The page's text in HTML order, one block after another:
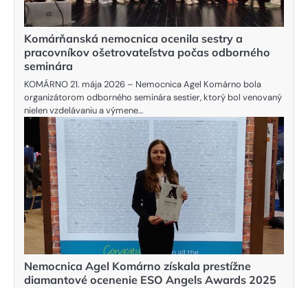
Komárňanská nemocnica ocenila sestry a
pracovníkov ošetrovateľstva počas odborného
seminára
KOMÁRNO 21. mája 2026 – Nemocnica Agel Komárno bola
organizátorom odborného seminára sestier, ktorý bol venovaný
nielen vzdelávaniu a výmene…
Nemocnica Agel Komárno získala prestížne
diamantové ocenenie ESO Angels Awards 2025